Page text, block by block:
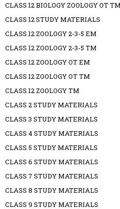
CLASS 12 BIOLOGY ZOOLOGY OT TM
CLASS 12 STUDY MATERIALS
CLASS 12 ZOOLOGY 2-3-5 EM
CLASS 12 ZOOLOGY 2-3-5 TM
CLASS 12 ZOOLOGY OT EM
CLASS 12 ZOOLOGY OT TM
CLASS 12 ZOOLOGY TM
CLASS 2 STUDY MATERIALS
CLASS 3 STUDY MATERIALS
CLASS 4 STUDY MATERIALS
CLASS 5 STUDY MATERIALS
CLASS 6 STUDY MATERIALS
CLASS 7 STUDY MATERIALS
CLASS 8 STUDY MATERIALS
CLASS 9 STUDY MATERIALS